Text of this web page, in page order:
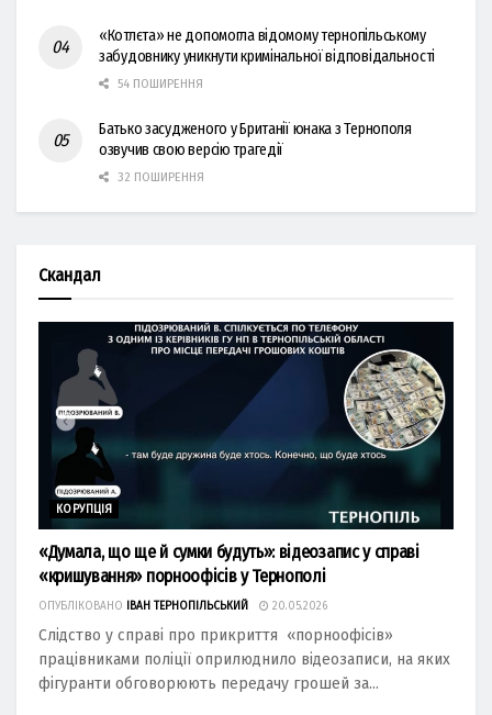
«Котлєта» не допомогла відомому тернопільському
забудовнику уникнути кримінальної відповідальності
54 ПОШИРЕННЯ
Батько засудженого у Британії юнака з Тернополя
озвучив свою версію трагедії
32 ПОШИРЕННЯ
Скандал
КОРУПЦІЯ
«Думала, що ще й сумки будуть»: відеозапис у справі
«кришування» порноофісів у Тернополі
ОПУБЛІКОВАНО ІВАН ТЕРНОПІЛЬСЬКИЙ 20.05.2026
Слідство у справі про прикриття «порноофісів»
працівниками поліції оприлюднило відеозаписи, на яких
фігуранти обговорюють передачу грошей за...